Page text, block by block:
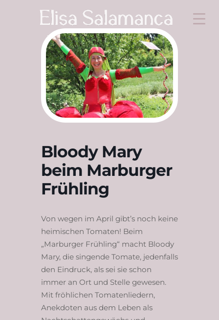
Bloody Mary
beim Marburger
Frühling
Von wegen im April gibt’s noch keine
heimischen Tomaten! Beim
„Marburger Frühling“ macht Bloody
Mary, die singende Tomate, jedenfalls
den Eindruck, als sei sie schon
immer an Ort und Stelle gewesen.
Mit fröhlichen Tomatenliedern,
Anekdoten aus dem Leben als